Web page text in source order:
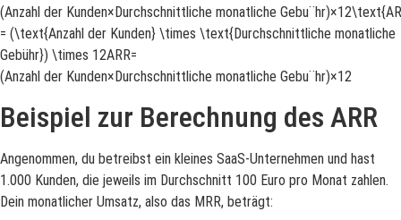
(Anzahl der Kunden×Durchschnittliche monatliche
= (\text{Anzahl der Kunden} \times \text{Durchschnittliche monatliche
Gebühr}) \times 12ARR=
(Anzahl der Kunden×Durchschnittliche monatliche Gebu¨hr)×12
Beispiel zur Berechnung des ARR
Angenommen, du betreibst ein kleines SaaS-Unternehmen und hast
1.000 Kunden, die jeweils im Durchschnitt 100 Euro pro Monat zahlen.
Dein monatlicher Umsatz, also das MRR, beträgt: